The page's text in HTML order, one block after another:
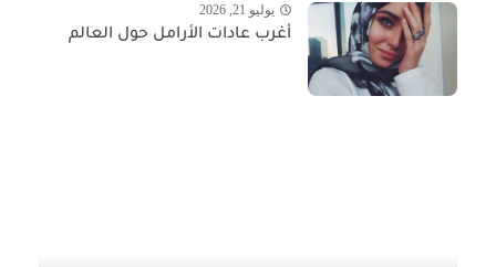
يوليو 21, 2026
أغرب عادات الأرامل حول العالم